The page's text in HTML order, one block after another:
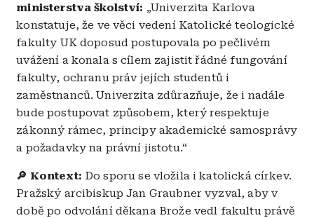
ministerstva školství: „Univerzita Karlova
konstatuje, že ve věci vedení Katolické teologické
fakulty UK doposud postupovala po pečlivém
uvážení a konala s cílem zajistit řádné fungování
fakulty, ochranu práv jejích studentů i
zaměstnanců. Univerzita zdůrazňuje, že i nadále
bude postupovat způsobem, který respektuje
zákonný rámec, principy akademické samosprávy
a požadavky na právní jistotu.“
🔎 Kontext: Do sporu se vložila i katolická církev.
Pražský arcibiskup Jan Graubner vyzval, aby v
době po odvolání děkana Brože vedl fakultu právě